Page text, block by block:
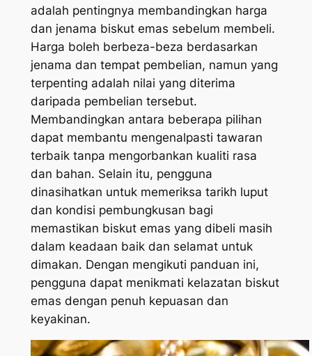
adalah pentingnya membandingkan harga
dan jenama biskut emas sebelum membeli.
Harga boleh berbeza-beza berdasarkan
jenama dan tempat pembelian, namun yang
terpenting adalah nilai yang diterima
daripada pembelian tersebut.
Membandingkan antara beberapa pilihan
dapat membantu mengenalpasti tawaran
terbaik tanpa mengorbankan kualiti rasa
dan bahan. Selain itu, pengguna
dinasihatkan untuk memeriksa tarikh luput
dan kondisi pembungkusan bagi
memastikan biskut emas yang dibeli masih
dalam keadaan baik dan selamat untuk
dimakan. Dengan mengikuti panduan ini,
pengguna dapat menikmati kelazatan biskut
emas dengan penuh kepuasan dan
keyakinan.